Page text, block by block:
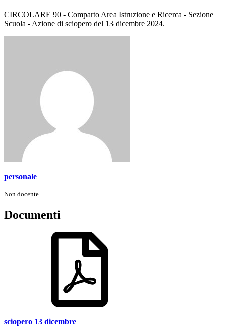
CIRCOLARE 90 - Comparto Area Istruzione e Ricerca - Sezione
Scuola - Azione di sciopero del 13 dicembre 2024.
personale
Non docente
Documenti
sciopero 13 dicembre